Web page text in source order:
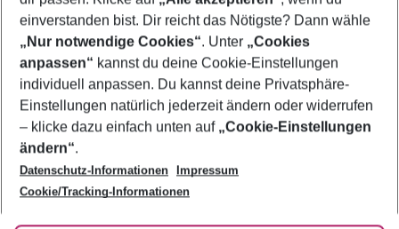
Footer
Footer navigation
Über uns
AGB
Bestpreisgarantie
Cookie-Einstellungen ändern
Cookie-Richtlinie
Agenturbetreuung
Barrierefreies Reisen
Folge uns
einverstanden bist. Dir reicht das Nötigste? Dann wähle
„Nur notwendige Cookies“. Unter „Cookies
anpassen“ kannst du deine Cookie-Einstellungen
individuell anpassen. Du kannst deine Privatsphäre-
Einstellungen natürlich jederzeit ändern oder widerrufen
– klicke dazu einfach unten auf „Cookie-Einstellungen
ändern“.
Datenschutz-Informationen
Impressum
Cookie/Tracking-Informationen